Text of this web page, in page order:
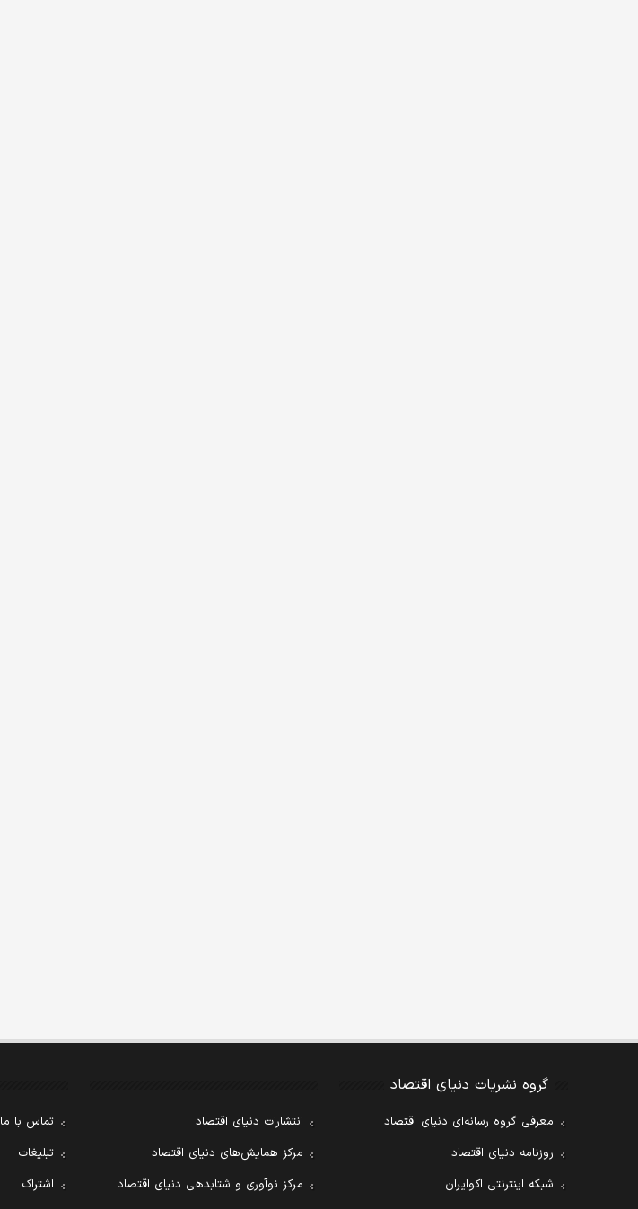
گروه نشریات دنیای اقتصاد
معرفی گروه رسانه‌ای دنیای اقتصاد
روزنامه دنیای اقتصاد
شبکه اینترنتی اکوایران
انتشارات دنیای اقتصاد
مرکز همایش‌های دنیای اقتصاد
مرکز نوآوری و شتابدهی دنیای اقتصاد
تماس با ما
تبلیغات
اشتراک